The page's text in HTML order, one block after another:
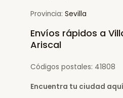
Provincia: Sevilla
Envíos rápidos a
Ariscal
Códigos postales: 41808
Encuentra tu ciudad